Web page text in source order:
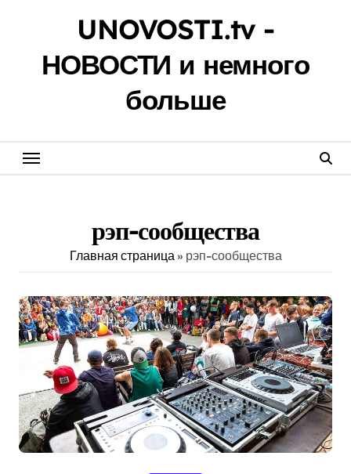
UNOVOSTI.tv -
НОВОСТИ и немного
больше
рэп-сообщества
Главная страница» рэп-сообщества